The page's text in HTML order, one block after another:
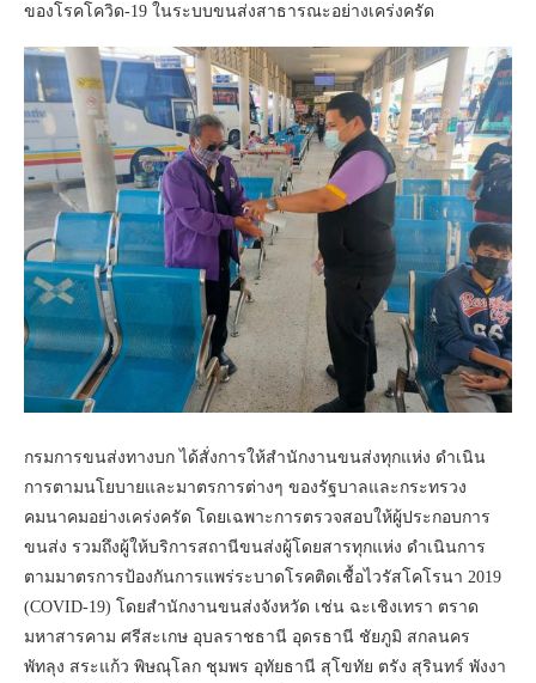
ของโรคโควิด-19 ในระบบขนส่งสาธารณะอย่างเคร่งครัด
กรมการขนส่งทางบก ได้สั่งการให้สำนักงานขนส่งทุกแห่ง ดำเนิน
การตามนโยบายและมาตรการต่างๆ ของรัฐบาลและกระทรวง
คมนาคมอย่างเคร่งครัด โดยเฉพาะการตรวจสอบให้ผู้ประกอบการ
ขนส่ง รวมถึงผู้ให้บริการสถานีขนส่งผู้โดยสารทุกแห่ง ดำเนินการ
ตามมาตรการป้องกันการแพร่ระบาดโรคติดเชื้อไวรัสโคโรนา 2019
(COVID-19) โดยสำนักงานขนส่งจังหวัด เช่น ฉะเชิงเทรา ตราด
มหาสารคาม ศรีสะเกษ อุบลราชธานี อุดรธานี ชัยภูมิ สกลนคร
พัทลุง สระแก้ว พิษณุโลก ชุมพร อุทัยธานี สุโขทัย ตรัง สุรินทร์ พังงา